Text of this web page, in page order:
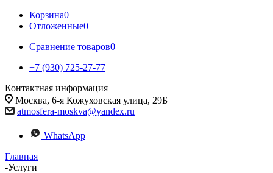
Корзина0
Отложенные0
Сравнение товаров0
+7 (930) 725-27-77
Контактная информация
Москва, 6-я Кожуховская улица, 29Б
atmosfera-moskva@yandex.ru
WhatsApp
Главная
-Услуги